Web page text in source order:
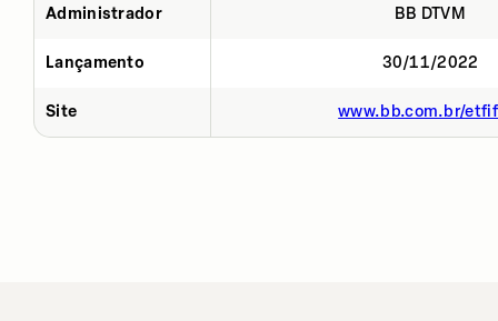
Administrador BB DTVM
Lançamento 30/11/2022
Site www.bb.com.br/